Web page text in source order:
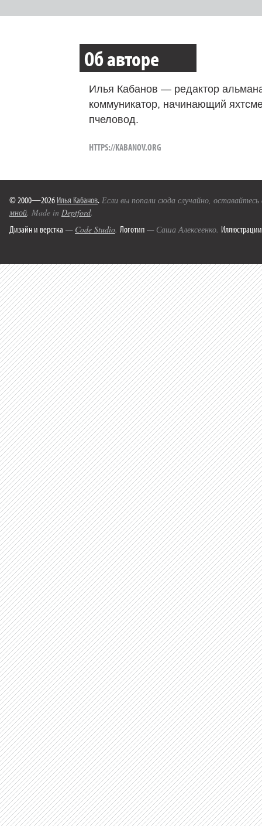
Об авторе
Илья Кабанов — редактор
коммуникатор, начинающий
пчеловод.
HTTPS://KABANOV.ORG
© 2000—2026 Илья Кабанов. Если вы попали сюда случайно,
мной. Made in Deptford.
Дизайн и верстка — Code Studio. Логотип — Саша Алексеенко. Иллюстрации